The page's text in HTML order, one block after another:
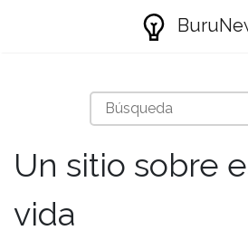
Un sitio sobre
vida